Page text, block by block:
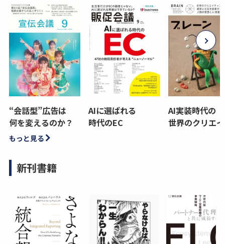
“会話型”広告は
何を変えるのか？
AIに選ばれる
時代のEC
AI実装時代の
世界のクリエ
もっと見る
新刊書籍